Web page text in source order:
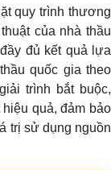
quy trình thương
của nhà thầu
đủ kết quả lựa
quốc gia theo
trình bắt buộc,
quả, đảm bảo
trị sử dụng nguồn